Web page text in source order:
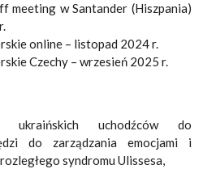
meeting w Santander (Hiszpania)
online – listopad 2024 r.
Czechy – wrzesień 2025 r.
ukraińskich uchodźców do
do zarządzania emocjami i
syndromu Ulissesa,